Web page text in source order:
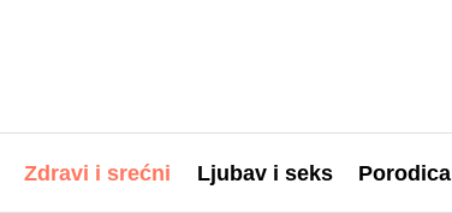
Zdravi i srećni Ljubav i seks Porodica